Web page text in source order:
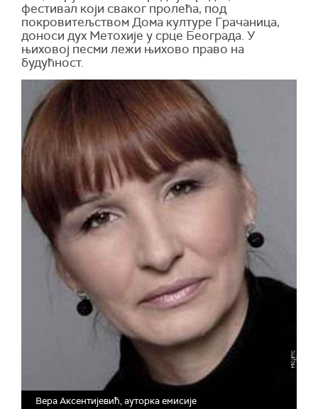
фестивал који сваког пролећа, под
покровитељством Дома културе Грачаница,
доноси дух Метохије у срце Београда. У
њиховој песми лежи њихово право на
будућност.
Вера Аксентијевић, ауторка емисије